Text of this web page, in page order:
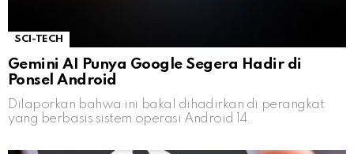
SCI-TECH
Gemini AI Punya Google Segera Hadir di
Ponsel Android
Dilaporkan bahwa ini bakal dihadirkan di perangkat
yang berbasis sistem operasi Android 14.